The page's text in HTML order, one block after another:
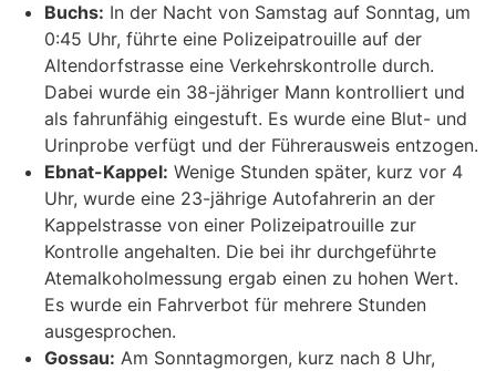
Buchs: In der Nacht von Samstag auf Sonntag, um
0:45 Uhr, führte eine Polizeipatrouille auf der
Altendorfstrasse eine Verkehrskontrolle durch.
Dabei wurde ein 38-jähriger Mann kontrolliert und
als fahrunfähig eingestuft. Es wurde eine Blut- und
Urinprobe verfügt und der Führerausweis entzogen.
Ebnat-Kappel: Wenige Stunden später, kurz vor 4
Uhr, wurde eine 23-jährige Autofahrerin an der
Kappelstrasse von einer Polizeipatrouille zur
Kontrolle angehalten. Die bei ihr durchgeführte
Atemalkoholmessung ergab einen zu hohen Wert.
Es wurde ein Fahrverbot für mehrere Stunden
ausgesprochen.
Gossau: Am Sonntagmorgen, kurz nach 8 Uhr,